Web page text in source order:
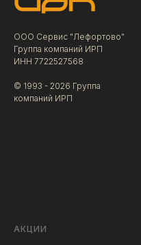
ООО Сервис "Лефортово"
Группа компаний ИРП
ИНН 7722527568
© 1993 - 2026 Группа
компаний ИРП
АКЦИИ